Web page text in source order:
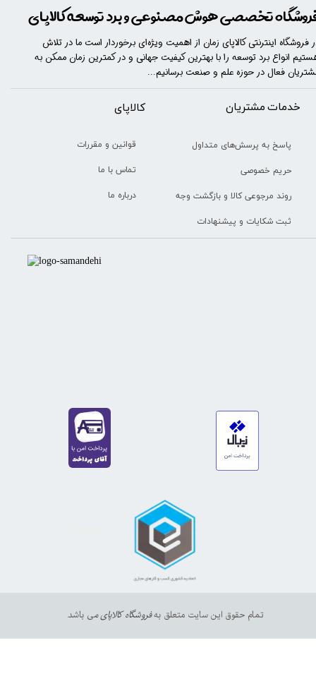
تمام حقوق این سایت متعلق بهفروشگاه کالاپای می باشد.
خدمات مشتریان
پاسخ به پرسش‌های متداول
حریم خصوصی
روند مرجوعی کالا و بازگشت وجه
ثبت شکایات و پیشنهادات
​​کالاپای
قوانین و مقررات
تماس با ما
درباره ما
تخصصی هوش مصنوعی و برد توسعه کالاپای
فروشگاه اینترنتی کالاپای زمان از اهمیت ویژه‌ای برخوردار است ما در تلاش
انواع برد توسعه را با​​​ بهترین کیفیت جهانی و در کمترین زمان ممکن به
فعال در حوزه علم و صنعت برسانیم...